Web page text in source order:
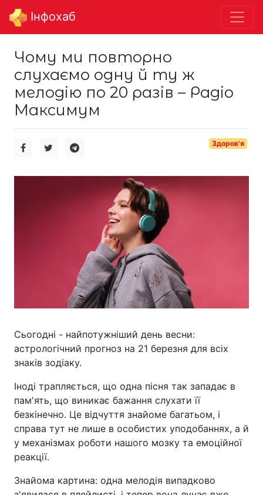
Інфохаб
Чому ми повторно
слухаємо одну й ту ж
мелодію по 20 разів – Радіо
Максимум
Здоров'я
Сьогодні - найпотужніший день весни:
астрологічний прогноз на 21 березня для всіх
знаків зодіаку.
Іноді трапляється, що одна пісня так западає в
пам'ять, що виникає бажання слухати її
безкінечно. Це відчуття знайоме багатьом, і
справа тут не лише в особистих уподобаннях, а й
у механізмах роботи нашого мозку та емоційної
реакції.
Знайома картина: одна мелодія випадково